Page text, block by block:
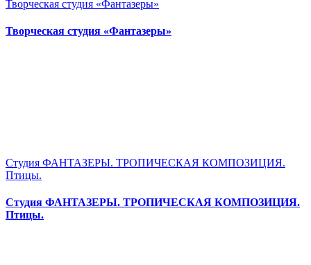
Творческая студия «Фантазеры»
Творческая студия «Фантазеры»
Студия ФАНТАЗЕРЫ. ТРОПИЧЕСКАЯ КОМПОЗИЦИЯ.
Птицы.
Студия ФАНТАЗЕРЫ. ТРОПИЧЕСКАЯ КОМПОЗИЦИЯ.
Птицы.